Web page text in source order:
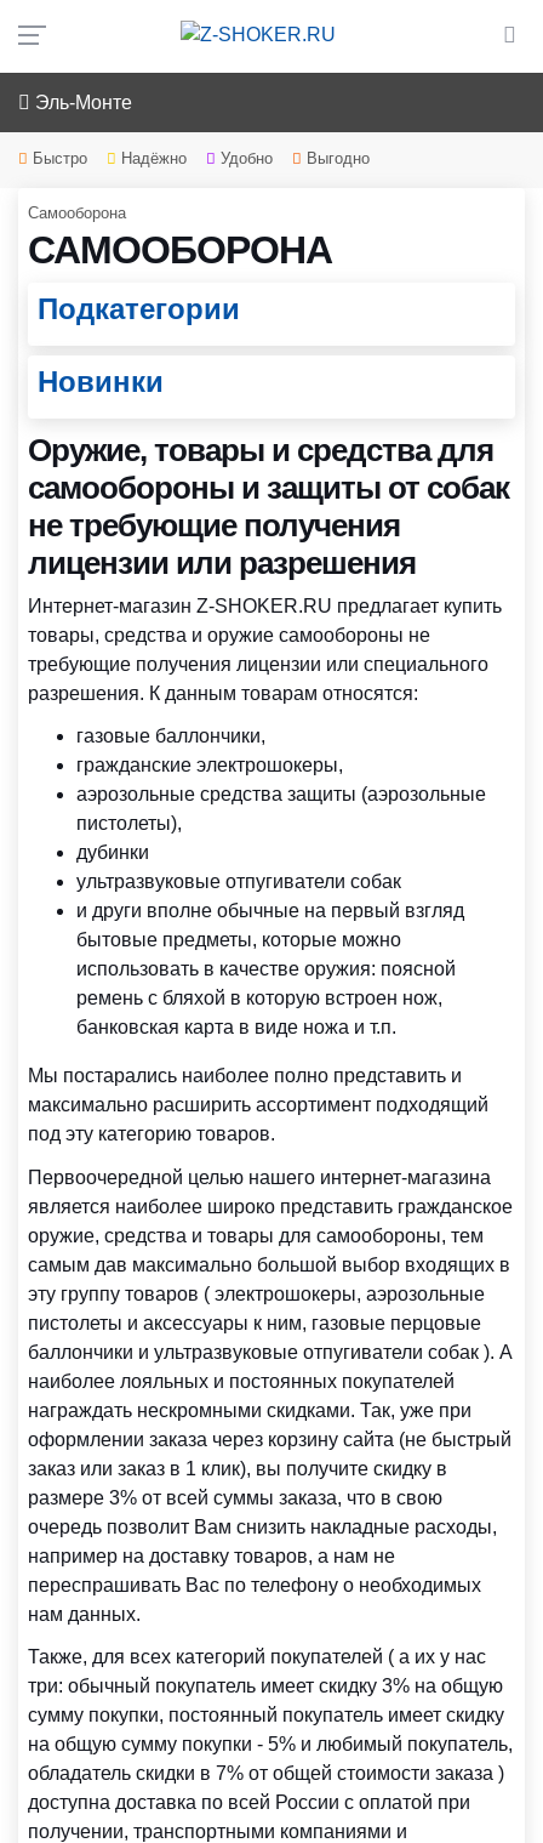
Эль-Монте
Быстро Надёжно Удобно Выгодно
Самооборона
САМООБОРОНА
Подкатегории
Новинки
Оружие, товары и средства для
самообороны и защиты от собак
не требующие получения
лицензии или разрешения
Интернет-магазин Z-SHOKER.RU предлагает купить
товары, средства и оружие самообороны не
требующие получения лицензии или специального
разрешения. К данным товарам относятся:
газовые баллончики,
гражданские электрошокеры,
аэрозольные средства защиты (аэрозольные
пистолеты),
дубинки
ультразвуковые отпугиватели собак
и други вполне обычные на первый взгляд
бытовые предметы, которые можно
использовать в качестве оружия: поясной
ремень с бляхой в которую встроен нож,
банковская карта в виде ножа и т.п.
Мы постарались наиболее полно представить и
максимально расширить ассортимент подходящий
под эту категорию товаров.
Первоочередной целью нашего интернет-магазина
является наиболее широко представить гражданское
оружие, средства и товары для самообороны, тем
самым дав максимально большой выбор входящих в
эту группу товаров ( электрошокеры, аэрозольные
пистолеты и аксессуары к ним, газовые перцовые
баллончики и ультразвуковые отпугиватели собак ). А
наиболее лояльных и постоянных покупателей
награждать нескромными скидками. Так, уже при
оформлении заказа через корзину сайта (не быстрый
заказ или заказ в 1 клик), вы получите скидку в
размере 3% от всей суммы заказа, что в свою
очередь позволит Вам снизить накладные расходы,
например на доставку товаров, а нам не
переспрашивать Вас по телефону о необходимых
нам данных.
Также, для всех категорий покупателей ( а их у нас
три: обычный покупатель имеет скидку 3% на общую
сумму покупки, постоянный покупатель имеет скидку
на общую сумму покупки - 5% и любимый покупатель,
обладатель скидки в 7% от общей стоимости заказа )
доступна доставка по всей России с оплатой при
получении, транспортными компаниями и